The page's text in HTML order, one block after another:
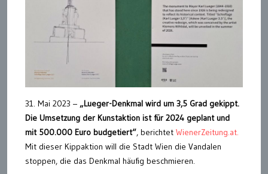
31. Mai 2023 – „Lueger-Denkmal wird um 3,5 Grad gekippt.
Die Umsetzung der Kunstaktion ist für 2024 geplant und
mit 500.000 Euro budgetiert“, berichtet WienerZeitung.at.
Mit dieser Kippaktion will die Stadt Wien die Vandalen
stoppen, die das Denkmal häufig beschmieren.